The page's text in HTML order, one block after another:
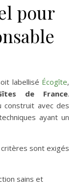
pour
labellisé Écogîte,
de France.
construit avec des
ayant un
sont exigés
sains et